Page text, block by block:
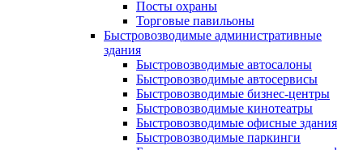
Посты охраны
Торговые павильоны
Быстровозводимые административные
здания
Быстровозводимые автосалоны
Быстровозводимые автосервисы
Быстровозводимые бизнес-центры
Быстровозводимые кинотеатры
Быстровозводимые офисные здания
Быстровозводимые паркинги